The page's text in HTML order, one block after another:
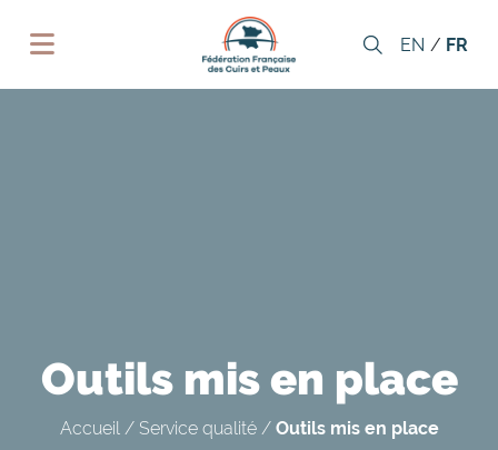
EN FR
Outils mis en place
Accueil/ Service qualité/ Outils mis en place